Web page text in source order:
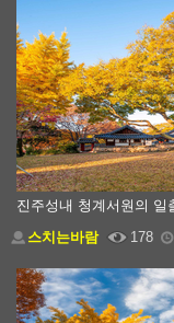
진주성내 청계서원의 일
스치는바람
178